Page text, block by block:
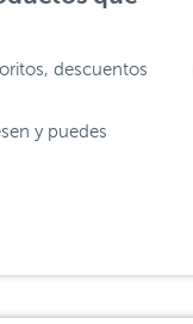
descuentos
y puedes